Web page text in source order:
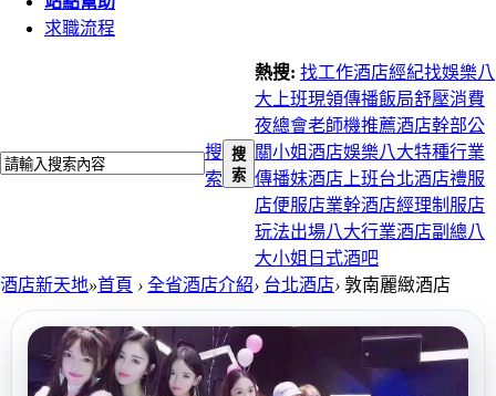
求職流程
搜
索
搜
索
熱搜: 找工作酒店經紀找娛樂八
大上班現領傳播飯局舒壓消費
夜總會老師機推薦酒店幹部公
關小姐酒店娛樂八大特種行業
傳播妹酒店上班台北酒店禮服
店便服店業幹酒店經理制服店
玩法出場八大行業酒店副總八
大小姐 日式酒吧
酒店新天地»首頁 › 全省酒店介紹› 台北酒店› 敦南麗緻酒店